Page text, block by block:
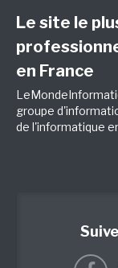
Le site le
en France
groupe
de l'informatique